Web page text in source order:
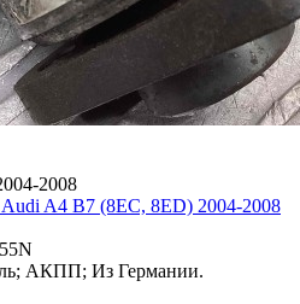
2008
Audi A4 B7 (8EC, 8ED) 2004-2008
АКПП; Из Германии.